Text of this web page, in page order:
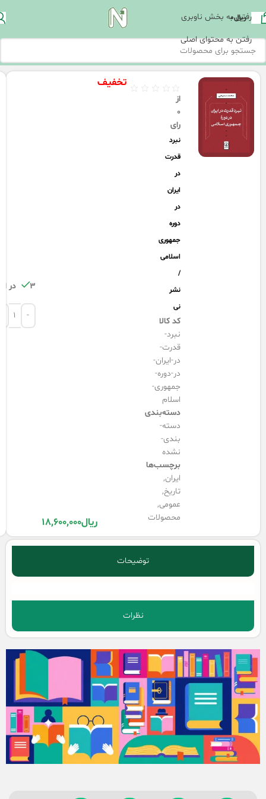
رفتن به بخش ناوبری
رفتن به محتوای اصلی
ریال0
از
0
رای
نبرد
قدرت
در
ایران
در
دوره
جمهوری
اسلامی
/
نشر
نی
کد کالا
نبرد-
قدرت-
در-ایران-
در-دوره-
جمهوری-
اسلام
دسته‌بندی
دسته-
بندی-
نشده
برچسب‌ها
ایران,
تاریخ,
عمومی,
محصولات
تخفیف
ریال18,600,000
3 در انبار
توضیحات
نظرات